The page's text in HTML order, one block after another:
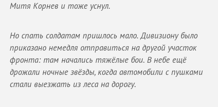
Митя Корнев и тоже уснул.
Но спать солдатам пришлось мало. Дивизиону было
приказано немедля отправиться на другой участок
фронта: там начались тяжёлые бои. В небе ещё
дрожали ночные звёзды, когда автомобили с пушками
стали выезжать из леса на дорогу.